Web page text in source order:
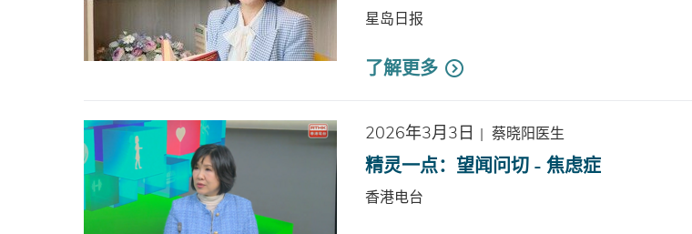
星岛日报
了解更多
2026年3月3日 | 蔡晓阳医生
精灵一点：望闻问切 - 焦虑症
香港电台